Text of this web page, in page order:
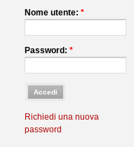
Nome utente: *
Password: *
Richiedi una nuova
password